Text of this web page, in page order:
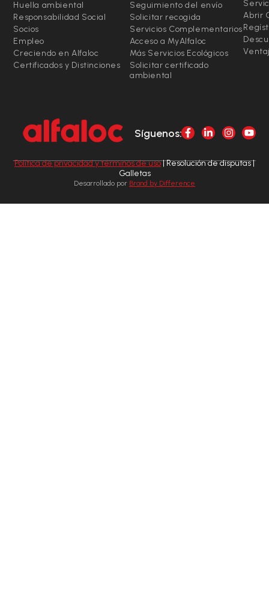
Huella ambiental
Responsabilidad Social
Socios
Empleo
Creciendo en Alfaloc
Certificados y Distinciones
Seguimiento del envío
Solicitar recogida
Servicios Complementarios
Acceso a MyAlfaloc
Más Servicios Ecológicos
Solicitar certificado
ambiental
Abrir
Síguenos:
Política de privacidad y términos de uso| Resolución de disputas |
Galletas
Desarrollado por Brand by Difference